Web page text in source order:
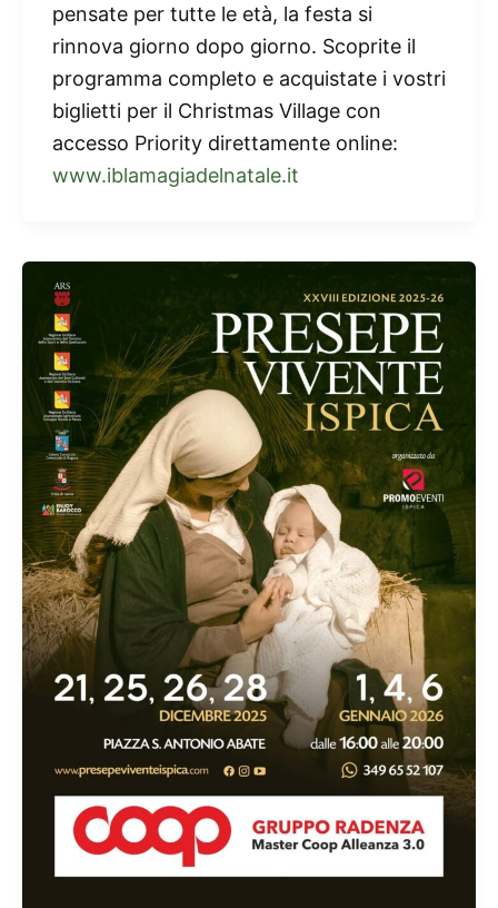
pensate per tutte le età, la festa si
rinnova giorno dopo giorno. Scoprite il
programma completo e acquistate i vostri
biglietti per il Christmas Village con
accesso Priority direttamente online:
www.iblamagiadelnatale.it